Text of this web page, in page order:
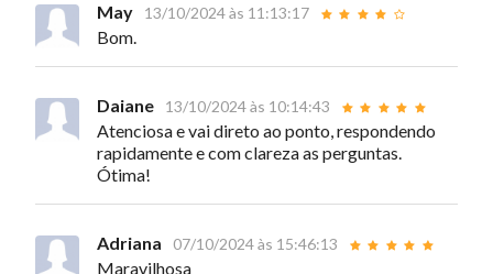
May 13/10/2024 às 11:13:17
Bom.
Daiane 13/10/2024 às 10:14:43
Atenciosa e vai direto ao ponto, respondendo
rapidamente e com clareza as perguntas.
Ótima!
Adriana 07/10/2024 às 15:46:13
Maravilhosa